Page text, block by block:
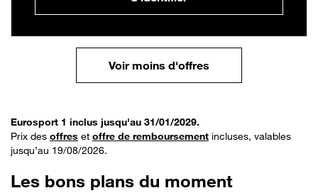
Voir moins d'offres
Eurosport 1 inclus jusqu'au 31/01/2029.
Prix des offres et offre de remboursement incluses, valables
jusqu’au 19/08/2026.
Les bons plans du moment